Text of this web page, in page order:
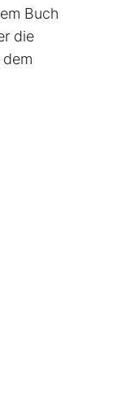
Buch
die